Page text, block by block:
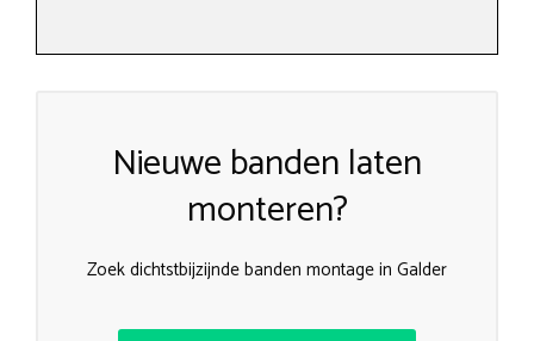
Nieuwe banden laten
monteren?
Zoek dichtstbijzijnde banden montage in Galder